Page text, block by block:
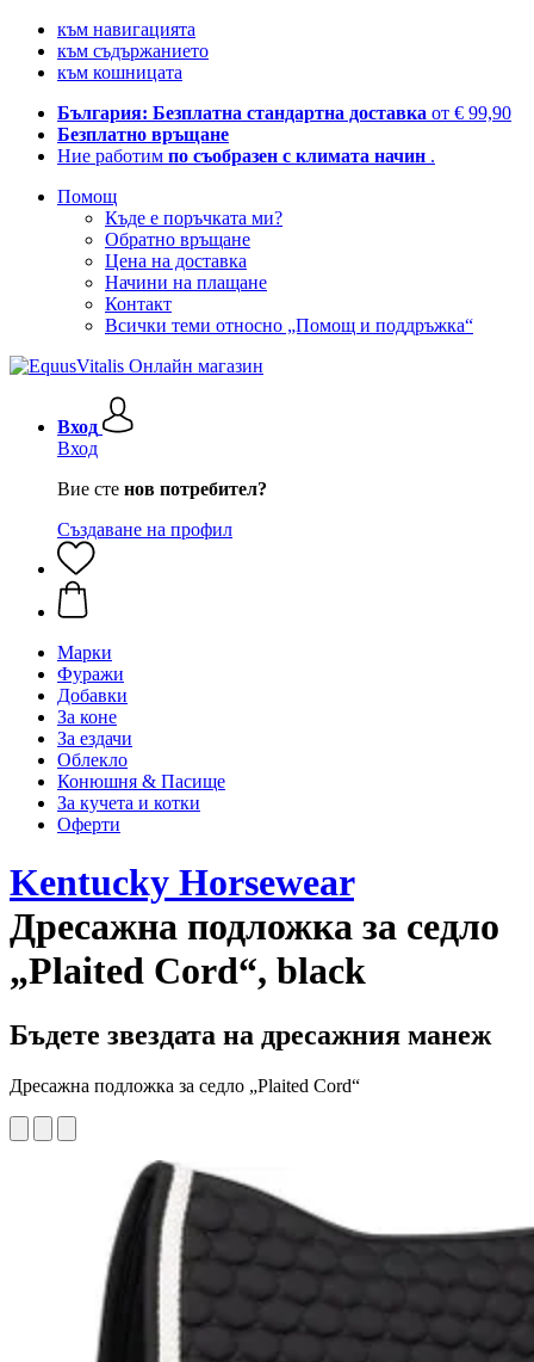
към навигацията
към съдържанието
към кошницата
България: Безплатна стандартна доставка от € 99,90
Безплатно връщане
Ние работим по съобразен с климата начин .
Помощ
Къде е поръчката ми?
Обратно връщане
Цена на доставка
Начини на плащане
Контакт
Всички теми относно „Помощ и поддръжка“
Вход
Вход
Вие сте нов потребител?
Създаване на профил
Марки
Фуражи
Добавки
За коне
За ездачи
Облекло
Конюшня & Пасище
За кучета и котки
Оферти
Kentucky Horsewear
Дресажна подложка за седло
„Plaited Cord“, black
Бъдете звездата на дресажния манеж
Дресажна подложка за седло „Plaited Cord“